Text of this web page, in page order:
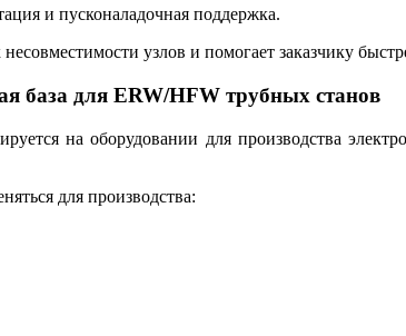
и пусконаладочная поддержка.
узлов и помогает заказчику
база для ERW/HFW трубных станов
на оборудовании для производства
для производства: